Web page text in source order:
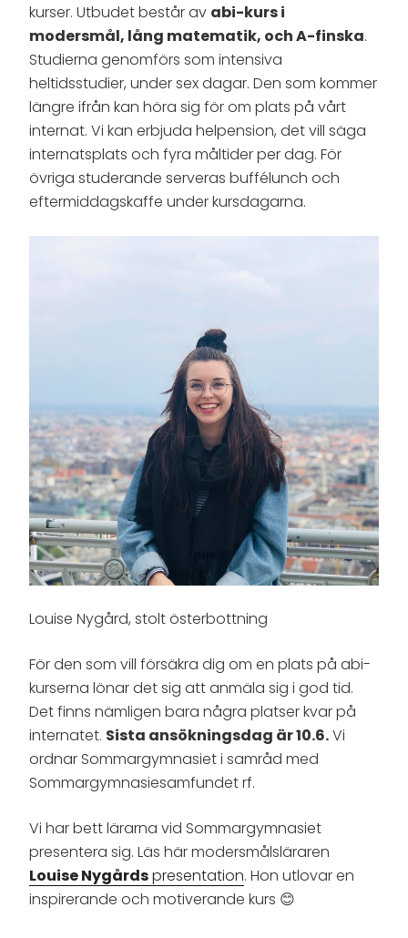
kurser. Utbudet består av abi-kurs i
modersmål, lång matematik, och A-finska.
Studierna genomförs som intensiva
heltidsstudier, under sex dagar. Den som kommer
längre ifrån kan höra sig för om plats på vårt
internat. Vi kan erbjuda helpension, det vill säga
internatsplats och fyra måltider per dag. För
övriga studerande serveras buffélunch och
eftermiddagskaffe under kursdagarna.
Louise Nygård, stolt österbottning
För den som vill försäkra dig om en plats på abi-
kurserna lönar det sig att anmäla sig i god tid.
Det finns nämligen bara några platser kvar på
internatet. Sista ansökningsdag är 10.6.Vi
ordnar Sommargymnasiet i samråd med
Sommargymnasiesamfundet rf.
Vi har bett lärarna vid Sommargymnasiet
presentera sig. Läs här modersmålsläraren
Louise Nygårdspresentation. Hon utlovar en
inspirerande och motiverande kurs 😊